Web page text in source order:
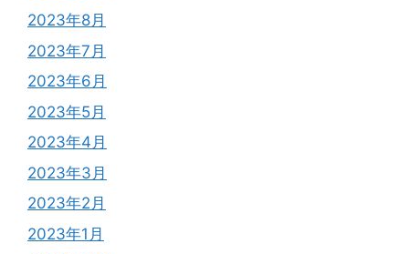
2023年8月
2023年7月
2023年6月
2023年5月
2023年4月
2023年3月
2023年2月
2023年1月